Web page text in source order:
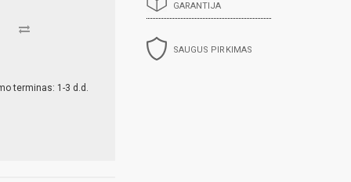
terminas: 1-3 d.d.
GARANTIJA
SAUGUS PIRKIMAS